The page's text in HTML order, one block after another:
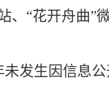
、“花开舟曲”
未发生因信息